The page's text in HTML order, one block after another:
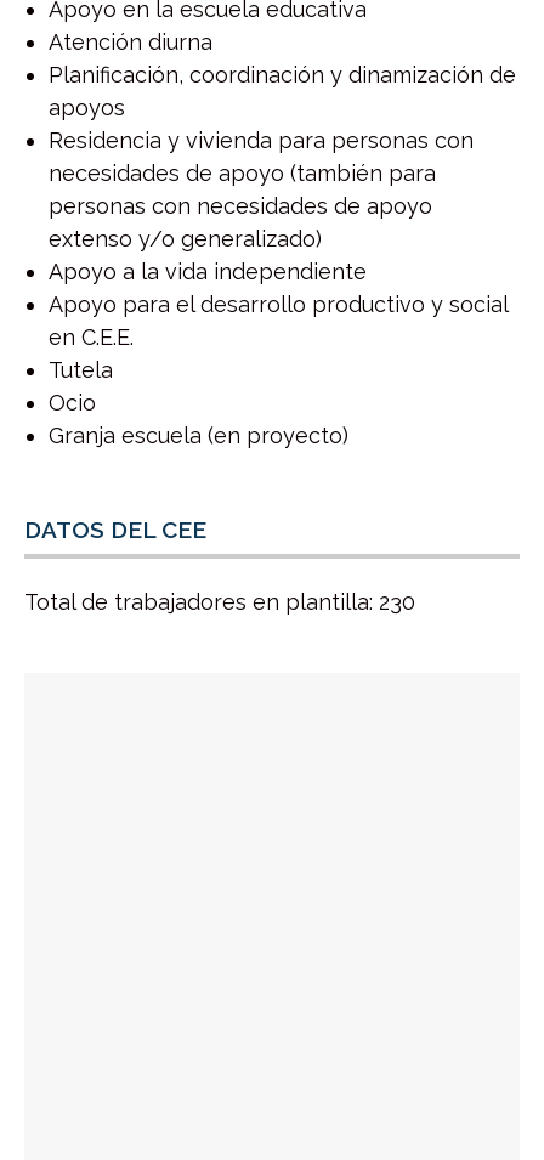
Apoyo en la escuela educativa
Atención diurna
Planificación, coordinación y dinamización de
apoyos
Residencia y vivienda para personas con
necesidades de apoyo (también para
personas con necesidades de apoyo
extenso y/o generalizado)
Apoyo a la vida independiente
Apoyo para el desarrollo productivo y social
en C.E.E.
Tutela
Ocio
Granja escuela (en proyecto)
DATOS DEL CEE
Total de trabajadores en plantilla: 230